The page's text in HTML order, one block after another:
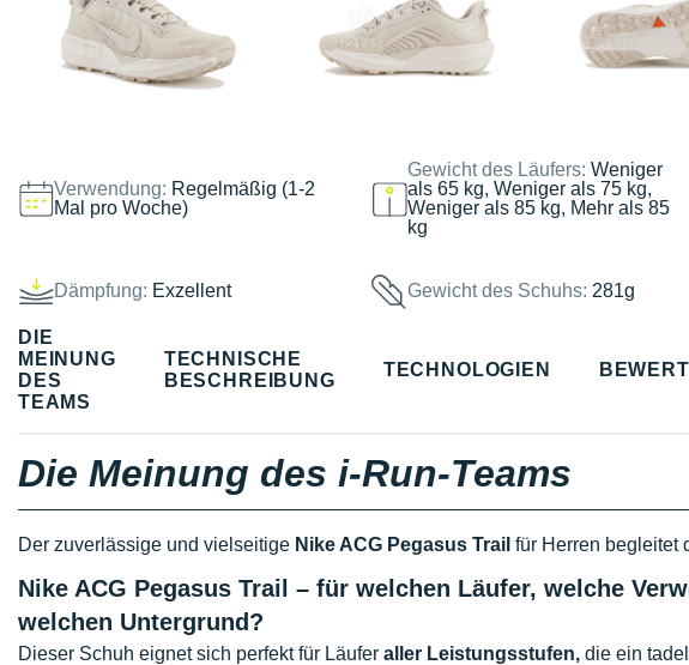
Verwendung: Regelmäßig (1-2
Mal pro Woche)
Gewicht des Läufers:Weniger
als 65 kg, Weniger als 75 kg,
Weniger als 85 kg, Mehr als 85
kg
Dämpfung: Exzellent Gewicht des Schuhs: 281g
DIE
MEINUNG
DES
TEAMS
TECHNISCHE
BESCHREIBUNG
TECHNOLOGIEN
Die Meinung des i-Run-Teams
Der zuverlässige und vielseitige Nike ACG Pegasus Trail für Herren begleitet
Nike ACG Pegasus Trail – für welchen Läufer, welche
welchen Untergrund?
Dieser Schuh eignet sich perfekt für Läufer aller Leistungsstufen, die ein